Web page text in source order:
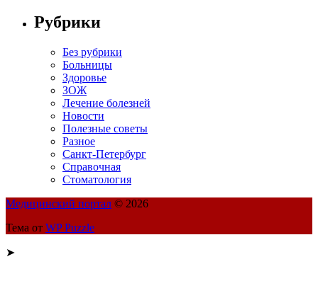
Рубрики
Без рубрики
Больницы
Здоровье
ЗОЖ
Лечение болезней
Новости
Полезные советы
Разное
Санкт-Петербург
Справочная
Стоматология
Медицинский портал © 2026
Тема от WP Puzzle
➤